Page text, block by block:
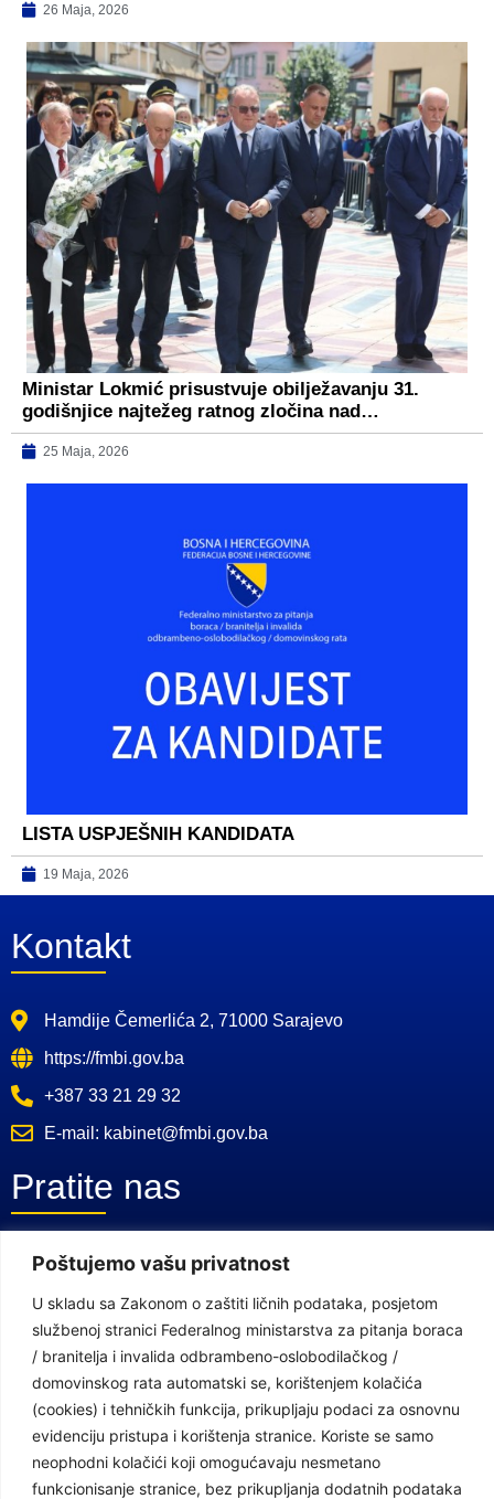
Poštujemo vašu privatnost
U skladu sa Zakonom o zaštiti ličnih podataka, posjetom
službenoj stranici Federalnog ministarstva za pitanja boraca
/ branitelja i invalida odbrambeno-oslobodilačkog /
domovinskog rata automatski se, korištenjem kolačića
(cookies) i tehničkih funkcija, prikupljaju podaci za osnovnu
evidenciju pristupa i korištenja stranice. Koriste se samo
neophodni kolačići koji omogućavaju nesmetano
funkcionisanje stranice, bez prikupljanja dodatnih podataka
26 Maja, 2026
Ministar Lokmić prisustvuje obilježavanju 31.
godišnjice najtežeg ratnog zločina nad…
25 Maja, 2026
LISTA USPJEŠNIH KANDIDATA
19 Maja, 2026
Kontakt
Hamdije Čemerlića 2, 71000 Sarajevo
https://fmbi.gov.ba
+387 33 21 29 32
E-mail: kabinet@fmbi.gov.ba
Pratite nas
Facebook Stranica
Youtube Kanal
Linkovi
Vlada Federacije Bosne i Hercegovine
Federalno ministarstvo finansija